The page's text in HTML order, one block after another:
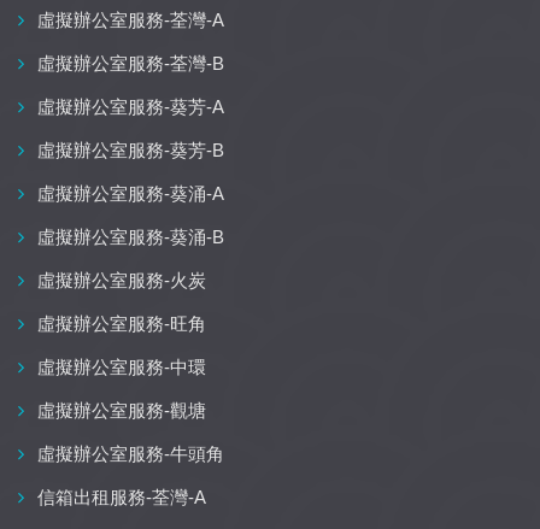
虛擬辦公室服務-荃灣-A
虛擬辦公室服務-荃灣-B
虛擬辦公室服務-葵芳-A
虛擬辦公室服務-葵芳-B
虛擬辦公室服務-葵涌-A
虛擬辦公室服務-葵涌-B
虛擬辦公室服務-火炭
虛擬辦公室服務-旺角
虛擬辦公室服務-中環
虛擬辦公室服務-觀塘
虛擬辦公室服務-牛頭角
信箱出租服務-荃灣-A